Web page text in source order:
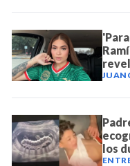
los